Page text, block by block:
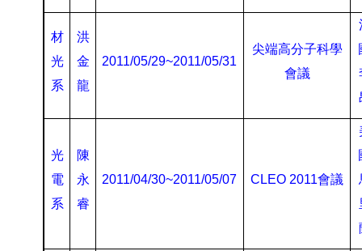
材
光
系
洪
金
龍
2011/05/29~2011/05/31
尖端高分子科學
會議
光
電
系
陳
永
睿
2011/04/30~2011/05/07 CLEO 2011會議